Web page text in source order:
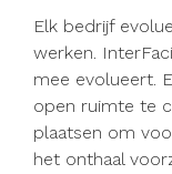
Elk bedrijf
werken.
mee evolueert.
open ruimte te
plaatsen om
het onthaal